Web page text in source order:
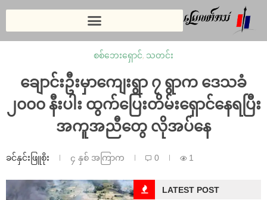
စစ်ဘေးရှောင်, သတင်း
ချောင်းဦးမှာကျေးရွာ ၇ ရွာက ဒေသခံ
၂၀၀၀ နီးပါး ထွက်ပြေးတိမ်းရှောင်နေရပြီး
အကူအညီတွေ လိုအပ်နေ
ခင်နှင်းဖြူစိုး ၄ နှစ် အကြာက 0 1
LATEST POST